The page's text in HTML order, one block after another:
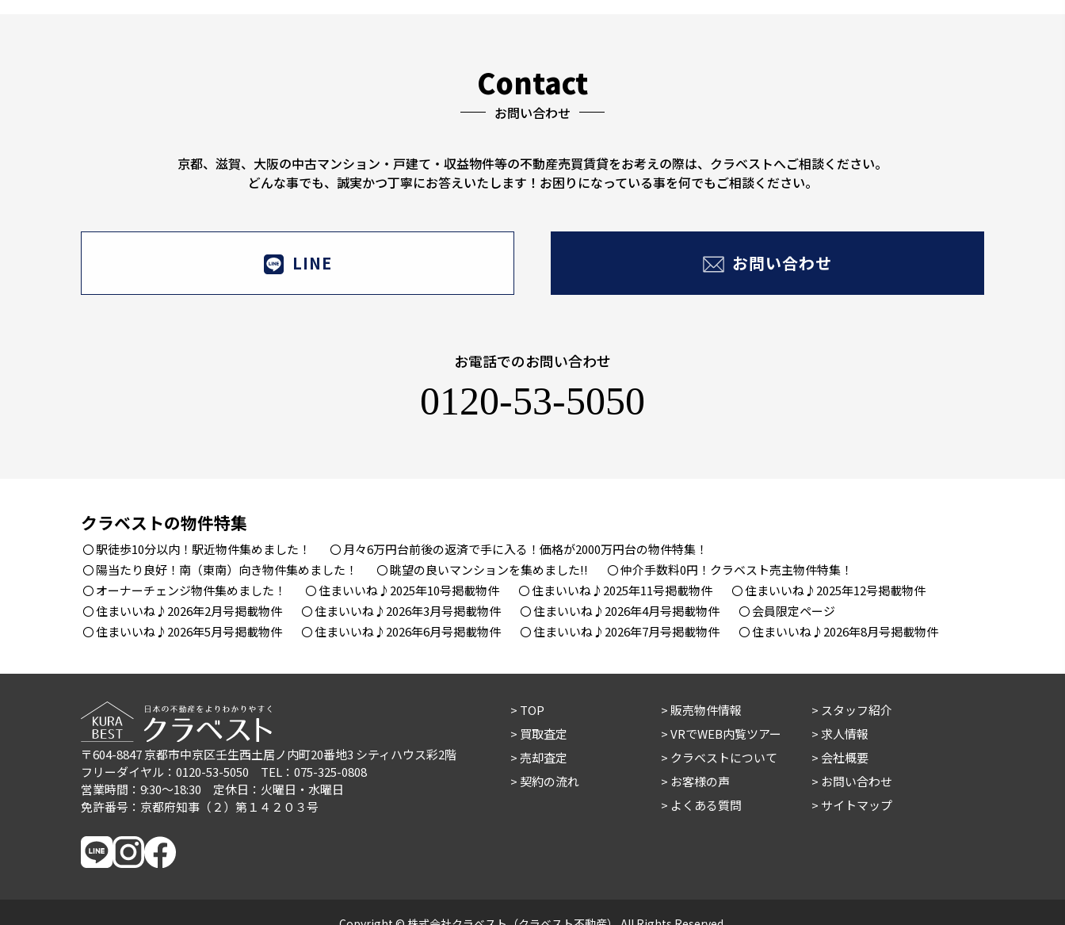
Contact
お問い合わせ
京都、滋賀、大阪の中古マンション・戸建て・収益物件等の不動産売買賃貸をお考えの際は、クラベストへご相談ください。
どんな事でも、誠実かつ丁寧にお答えいたします！お困りになっている事を何でもご相談ください。
LINE お問い合わせ
お電話でのお問い合わせ
0120-53-5050
クラベストの物件特集
駅徒歩10分以内！駅近物件集めました！
月々6万円台前後の返済で手に入る！価格が2000万円台の物件特集！
陽当たり良好！南（東南）向き物件集めました！
眺望の良いマンションを集めました!!
仲介手数料0円！クラベスト売主物件特集！
オーナーチェンジ物件集めました！
住まいいね♪2025年10号掲載物件 住まいいね♪2025年11号掲載物件
住まいいね♪2025年12号掲載物件
住まいいね♪2026年2月号掲載物件
住まいいね♪2026年3月号掲載物件 住まいいね♪2026年4月号掲載物件
会員限定ページ
住まいいね♪2026年5月号掲載物件
住まいいね♪2026年6月号掲載物件 住まいいね♪2026年7月号掲載物件 住まいいね♪2026年8月号掲載物件
〒604-8847京都市中京区壬生西土居ノ内町20番地3 シティハウス彩2階
フリーダイヤル：0120-53-5050
TEL：075-325-0808
営業時間：9:30〜18:30 定休日：火曜日・水曜日
免許番号：京都府知事（２）第１４２０３号
TOP
買取査定
売却査定
契約の流れ
販売物件情報
VRでWEB内覧ツアー
クラベストについて
お客様の声
よくある質問
スタッフ紹介
求人情報
会社概要
お問い合わせ
サイトマップ